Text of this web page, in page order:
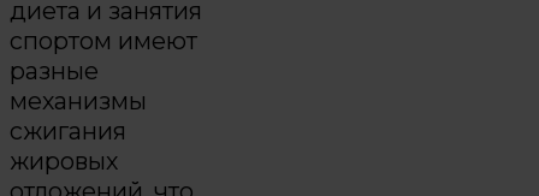
диета и занятия
спортом имеют
разные
механизмы
сжигания
жировых